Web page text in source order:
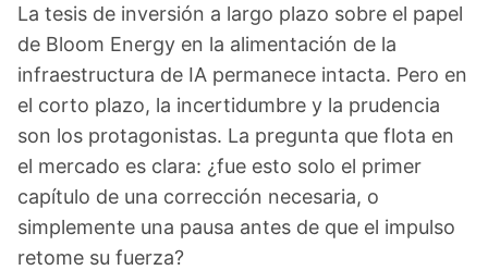
La tesis de inversión a largo plazo sobre el papel
de Bloom Energy en la alimentación de la
infraestructura de IA permanece intacta. Pero en
el corto plazo, la incertidumbre y la prudencia
son los protagonistas. La pregunta que flota en
el mercado es clara: ¿fue esto solo el primer
capítulo de una corrección necesaria, o
simplemente una pausa antes de que el impulso
retome su fuerza?